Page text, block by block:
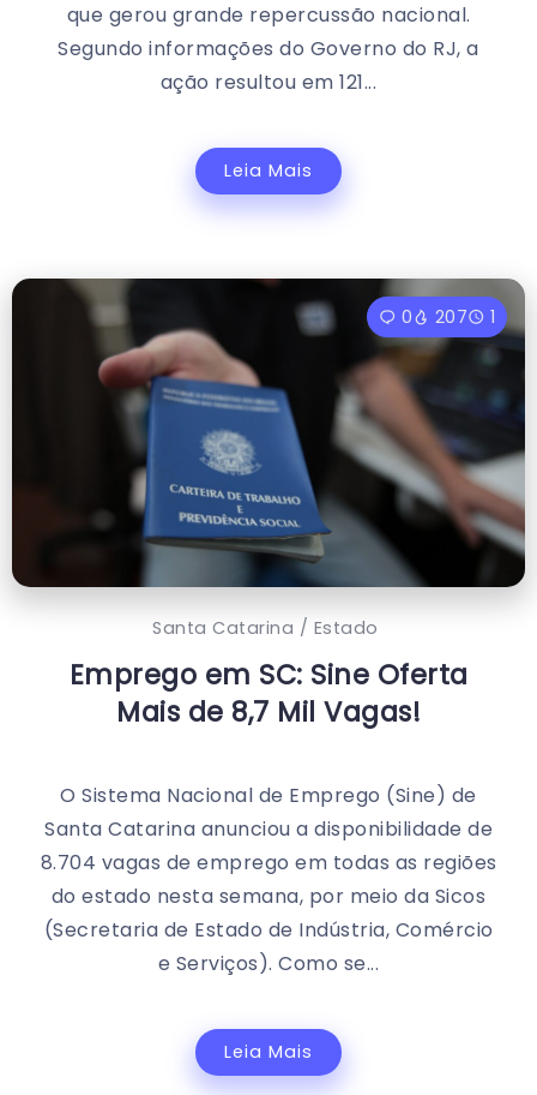
que gerou grande repercussão nacional.
Segundo informações do Governo do RJ, a
ação resultou em 121...
Leia Mais
0 207 1
Santa Catarina / Estado
Emprego em SC: Sine Oferta
Mais de 8,7 Mil Vagas!
O Sistema Nacional de Emprego (Sine) de
Santa Catarina anunciou a disponibilidade de
8.704 vagas de emprego em todas as regiões
do estado nesta semana, por meio da Sicos
(Secretaria de Estado de Indústria, Comércio
e Serviços). Como se...
Leia Mais